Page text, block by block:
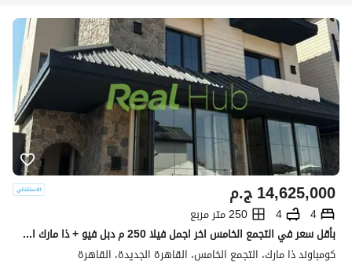
ج.م14,625,000
4
4
250 متر مربع
بأقل سعر في التجمع الخامس اخر اجمل فيلا 250 م دبل فيو + ذا مارك التجمع الخامس
كومباوند ذا مارك، التجمع الخامس، القاهرة الجديدة، القاهرة